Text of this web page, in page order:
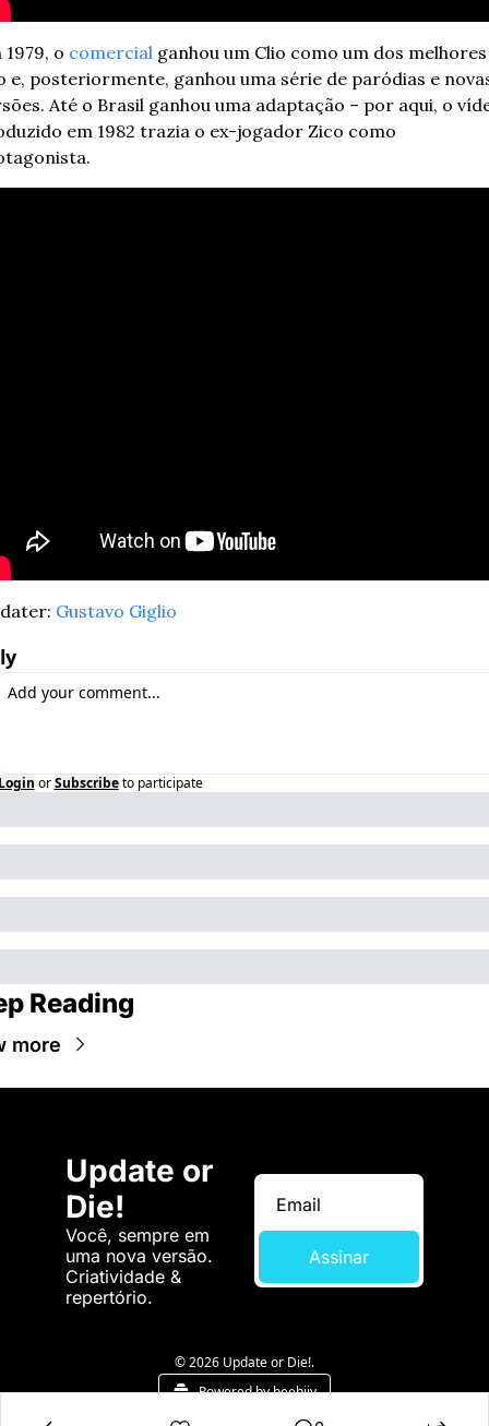
1979, o comercial ganhou um Clio como um dos
e, posteriormente, ganhou uma série de paródias e
Até o Brasil ganhou uma adaptação – por aqui, o
em 1982 trazia o ex-jogador Zico como
Gustavo Giglio
or Subscribe to participate
Reading
more
Update or
Die!
Você, sempre em
uma nova versão.
Criatividade &
repertório.
Assinar
© 2026 Update or Die!.
Powered by beehiiv